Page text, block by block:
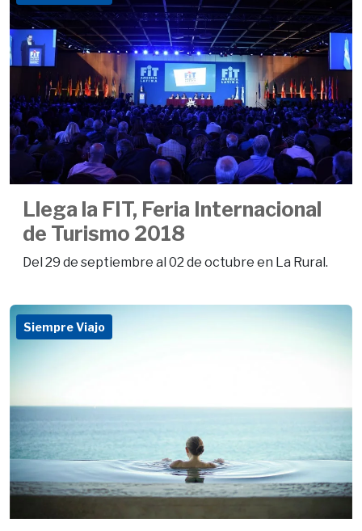
Llega la FIT, Feria Internacional
de Turismo 2018
Del 29 de septiembre al 02 de octubre en La Rural.
Siempre Viajo